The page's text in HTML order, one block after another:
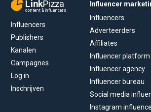
LinkPizza
content & influencers
Influencers
Publishers
Kanalen
Campagnes
Log in
Inschrijven
Influencer
Influencers
Adverteerders
Affiliates
Influencer platform
Influencer agency
Influencer bureau
Social media
Instagram